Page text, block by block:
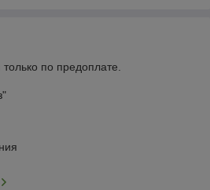
по предоплате.